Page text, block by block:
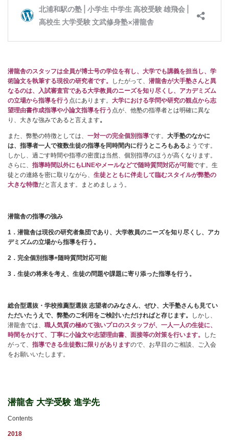
潜龍舎のスタッフは全員が博士号の学位を有し、大学でも講義を担当し、学
術論文を執筆する現役の研究者です。
したがって、 潜龍舎が大手塾さんと異
なるのは、入試審査官である大学教員のニーズを知り尽くし、アカデミズム
の立場から指導を行う 点にあります。 大学における学問や研究の観点から志
望理由書作成指導や小論文指導を行う 点が、他塾の指導者とは明確に異な
り、大きな強みであると言えます。
また、弊塾の特徴としては、 一対一の完全個別指導です。 大手塾のなかに
は、指導者一人で複数生徒の指導を同時間内に行うところもあるようです。
しかし、過ごす時間や指導の密度は当然、個別指導のほうが高くなります。
さらに、 指導時間以外にもLINEやメールなどで随時質問対応が可能です。生
徒との連絡を密に取りながら、 生徒とともに伴走して臨むスタイルが弊塾の
大きな特徴だと言えます。まとめましょう。
潜龍舎の指導の強み
1 ．潜龍舎は現役の研究者集団であり、大学教員のニーズを知り尽くし、アカ
デミズムの立場から指導を行う。
2 ．完全個別指導+随時質問対応可能
3 ．生徒の将来を考え、生徒の問題や課題に寄り添った指導を行う。
総合型選抜・学校推薦型選抜 志望者のみなさん、ぜひ、大手塾さんも見てい
ただいたうえで、弊塾のご利用をご検討いただければと存じます。
しかし、
潜龍舎では、 職人気質の極めて強いプロのスタッフが、一人一人の生徒に、
時間をかけて、丁寧に小論文や志望理由書、面接等の対策を行います。
した
がって、 指導できる生徒数に限りがありますので、お早目のご相談、ご入会
をお願いいたします。
潜龍舎 大学受験 進学先
Contents
2018